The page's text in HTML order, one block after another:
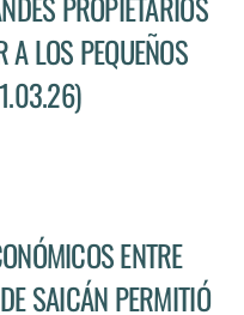
A LOS PEQUEÑOS
ENTRE
SAICÁN PERMITIÓ